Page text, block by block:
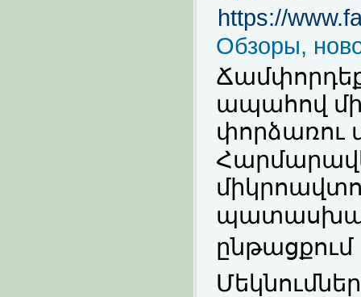
https://
Обзоры,
Ճամփորդեք
ապահով
փորձառու